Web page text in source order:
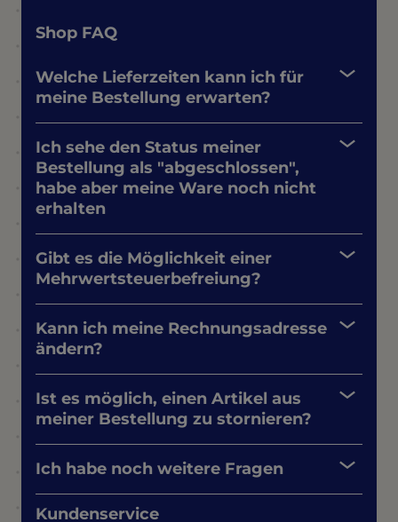
Shop FAQ
Welche Lieferzeiten kann ich für
meine Bestellung erwarten?
Ich sehe den Status meiner
Bestellung als "abgeschlossen",
habe aber meine Ware noch nicht
erhalten
Gibt es die Möglichkeit einer
Mehrwertsteuerbefreiung?
Kann ich meine Rechnungsadresse
ändern?
Ist es möglich, einen Artikel aus
meiner Bestellung zu stornieren?
Ich habe noch weitere Fragen
Kundenservice